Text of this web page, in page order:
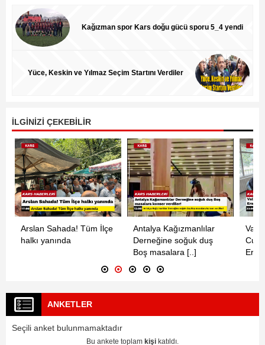
Kağızman spor Kars doğu gücü sporu 5_4 yendi
Yüce, Keskin ve Yılmaz Seçim Startını Verdiler
İLGİNİZİ ÇEKEBİLİR
Arslan Sahada! Tüm İlçe
halkı yanında
Antalya Kağızmanlılar
Derneğine soğuk duş
Boş masalara [..]
Vali
ANKETLER
Seçili anket bulunmamaktadır
Bu ankete toplam kişi katıldı.